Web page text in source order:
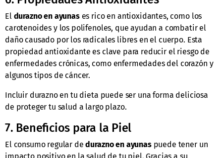
El durazno en ayunases rico en antioxidantes, como los
carotenoides y los polifenoles, que ayudan a combatir el
daño causado por los radicales libres en el cuerpo. Esta
propiedad antioxidante es clave para reducir el riesgo de
enfermedades crónicas, como enfermedades del corazón y
algunos tipos de cáncer.
Incluir durazno en tu dieta puede ser una forma deliciosa
de proteger tu salud a largo plazo.
7. Beneficios para la Piel
El consumo regular dedurazno en ayunaspuede tener un